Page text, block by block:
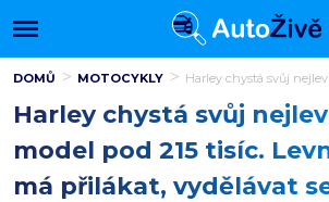
DOMŮ MOTOCYKLY Harley chystá svůj
Harley chystá svůj
model pod 215 tisíc.
má přilákat, vydělávat